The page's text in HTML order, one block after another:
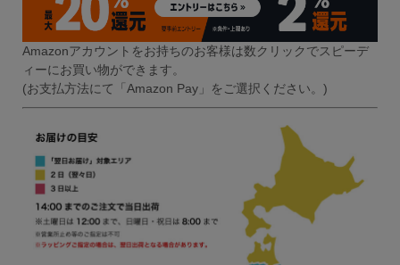
Amazonアカウントをお持ちのお客様は数クリックでスピーデ
ィーにお買い物ができます。
(お支払方法にて「Amazon Pay」をご選択ください。)